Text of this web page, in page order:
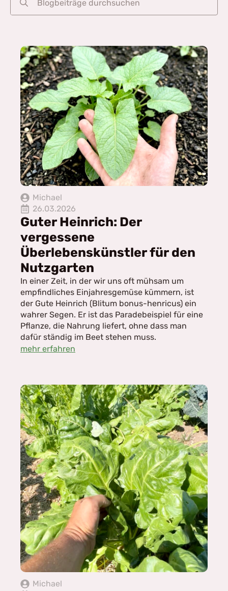
for:
Michael
26.03.2026
Guter Heinrich: Der
vergessene
Überlebenskünstler für den
Nutzgarten
In einer Zeit, in der wir uns oft mühsam um
empfindliches Einjahresgemüse kümmern, ist
der Gute Heinrich (Blitum bonus-henricus) ein
wahrer Segen. Er ist das Paradebeispiel für eine
Pflanze, die Nahrung liefert, ohne dass man
dafür ständig im Beet stehen muss.
mehr erfahren
Michael